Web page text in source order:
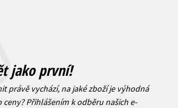
jako první!
právě vychází, na jaké zboží je výhodná
ceny? Přihlášením k odběru našich e-